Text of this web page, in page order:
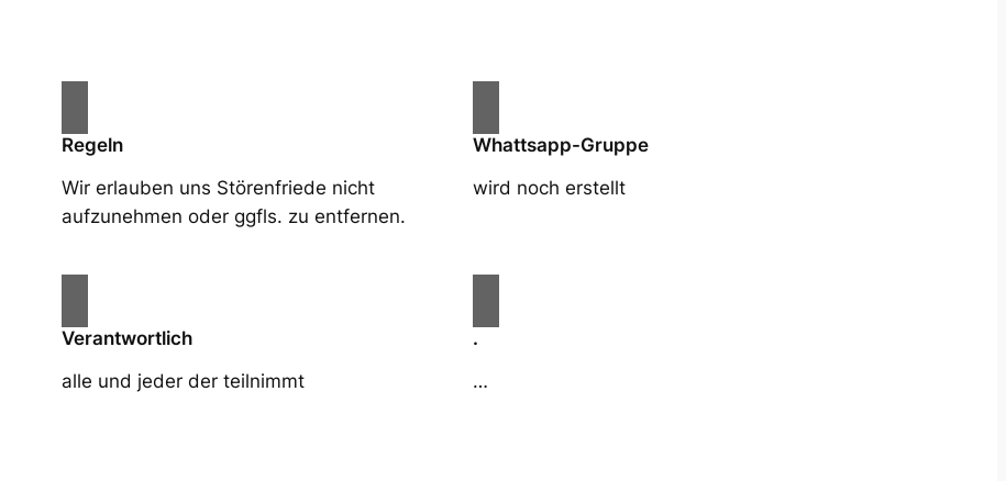
Regeln
Wir erlauben uns Störenfriede nicht
aufzunehmen oder ggfls. zu entfernen.
Whattsapp-Gruppe
wird noch erstellt
Verantwortlich
alle und jeder der teilnimmt
.
…